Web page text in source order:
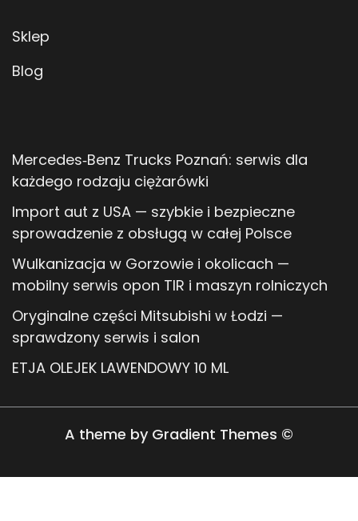
Sklep
Blog
Mercedes‑Benz Trucks Poznań: serwis dla
każdego rodzaju ciężarówki
Import aut z USA — szybkie i bezpieczne
sprowadzenie z obsługą w całej Polsce
Wulkanizacja w Gorzowie i okolicach —
mobilny serwis opon TIR i maszyn rolniczych
Oryginalne części Mitsubishi w Łodzi —
sprawdzony serwis i salon
ETJA OLEJEK LAWENDOWY 10 ML
A theme by Gradient Themes ©